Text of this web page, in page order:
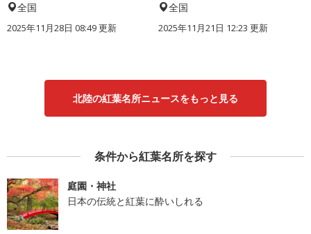
全国
2025年11月28日 08:49 更新
全国
2025年11月21日 12:23 更新
北陸の紅葉名所ニュースをもっと見る
条件から紅葉名所を探す
庭園・神社
日本の伝統と紅葉に酔いしれる